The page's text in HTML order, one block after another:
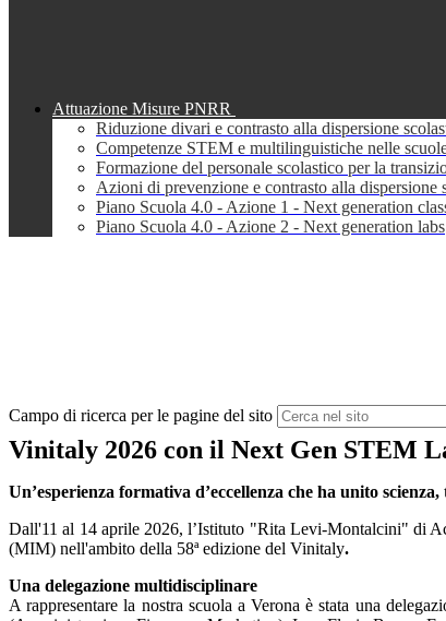
Attuazione Misure PNRR
Riduzione divari e contrasto alla dispersione
Competenze STEM e multilinguistiche nelle
Formazione del personale scolastico per la
Azioni di prevenzione e contrasto alla
Piano Scuola 4.0 - Azione 1 - Next generation
Piano Scuola 4.0 - Azione 2 - Next generation labs
Campo di ricerca per le pagine del sito
Vinitaly 2026 con il Next Gen STEM
Un’esperienza formativa d’eccellenza che ha unito
Dall'11 al 14 aprile 2026, l’Istituto "Rita Levi-Montalcini" di
(MIM) nell'ambito della 58ª edizione del Vinitaly.
Una delegazione multidisciplinare
A rappresentare la nostra scuola a Verona è stata una